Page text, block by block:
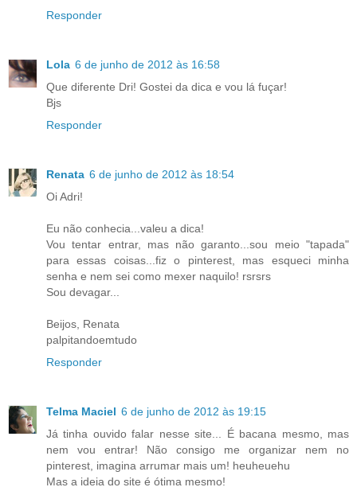
Responder
Lola 6 de junho de 2012 às 16:58
Que diferente Dri! Gostei da dica e vou lá fuçar!
Bjs
Responder
Renata 6 de junho de 2012 às 18:54
Oi Adri!
Eu não conhecia...valeu a dica!
Vou tentar entrar, mas não garanto...sou meio "tapada"
para essas coisas...fiz o pinterest, mas esqueci minha
senha e nem sei como mexer naquilo! rsrsrs
Sou devagar...
Beijos, Renata
palpitandoemtudo
Responder
Telma Maciel 6 de junho de 2012 às 19:15
Já tinha ouvido falar nesse site... É bacana mesmo, mas
nem vou entrar! Não consigo me organizar nem no
pinterest, imagina arrumar mais um! heuheuehu
Mas a ideia do site é ótima mesmo!